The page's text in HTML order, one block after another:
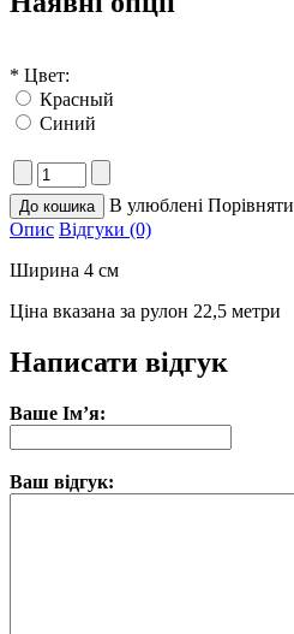
* Цвет:
Красный
Синий
В улюблені Порівняти
Опис Відгуки (0)
Ширина 4 см
Ціна вказана за рулон 22,5 метри
Написати відгук
Ваше Ім’я:
Ваш відгук: